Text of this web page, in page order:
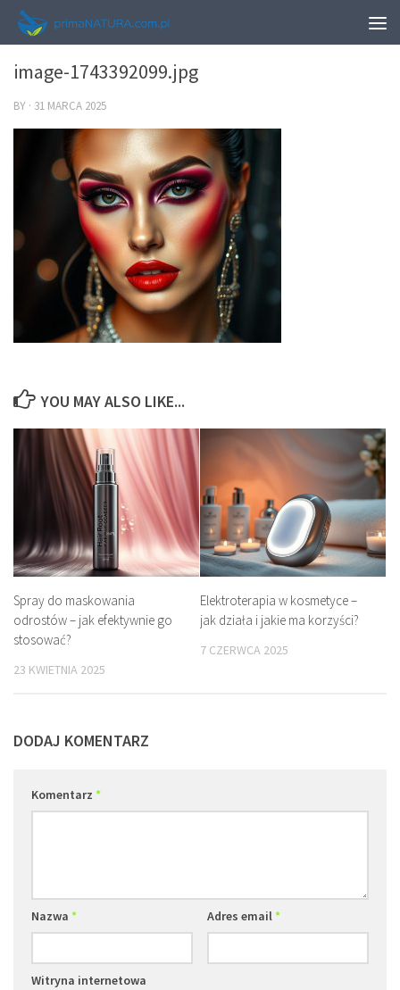
0
image-1743392099.jpg
BY · 31 MARCA 2025
YOU MAY ALSO LIKE...
Spray do maskowania
odrostów – jak efektywnie go
stosować?
23 KWIETNIA 2025
Elektroterapia w kosmetyce –
jak działa i jakie ma korzyści?
7 CZERWCA 2025
DODAJ KOMENTARZ
Komentarz *
Nazwa * Adres email*
Witryna internetowa